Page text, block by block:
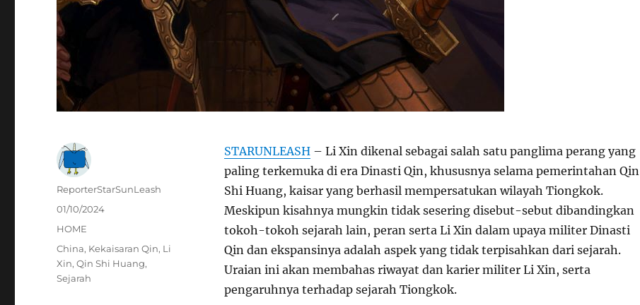
STARUNLEASH– Li Xin dikenal sebagai salah satu panglima perang yang
paling terkemuka di era Dinasti Qin, khususnya selama pemerintahan Qin
Shi Huang, kaisar yang berhasil mempersatukan wilayah Tiongkok.
Meskipun kisahnya mungkin tidak sesering disebut-sebut dibandingkan
tokoh-tokoh sejarah lain, peran serta Li Xin dalam upaya militer Dinasti
Qin dan ekspansinya adalah aspek yang tidak terpisahkan dari sejarah.
Uraian ini akan membahas riwayat dan karier militer Li Xin, serta
pengaruhnya terhadap sejarah Tiongkok.
Author
ReporterStarSunLeash
Posted
on
01/10/2024
Categories
HOME
Tags
China, Kekaisaran Qin, Li
Xin,Qin Shi Huang,
Sejarah